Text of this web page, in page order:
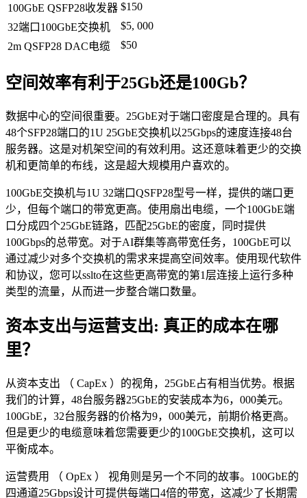
100GbE QSFP28收发器 $150
32端口100GbE交换机
$5, 000
2m QSFP28 DAC电缆
$50
空间效率有利于25Gb还是100Gb？
数据中心的空间很重要。25GbE对于端口密度是合理的。具有
48个SFP28端口的1U 25GbE交换机以25Gbps的速度连接48台
服务器。这是对机架空间的有效利用。这还意味着更少的交换
机和更简单的布线，这是超大规模用户喜欢的。
100GbE交换机与1U 32端口QSFP28型号一样，提供的端口更
少，但每个端口的带宽更高。使用扇出电缆，一个100GbE端
口分成四个25GbE链路，匹配25GbE的密度，同时提供
100Gbps的总带宽。对于AI群集等高带宽任务，100GbE可以
通过减少对多个交换机的需求来提高空间效率。使用现代软件
和协议，您可以sslto在这些更高带宽的第1层连接上运行多种
类型的流量，从而进一步整合端口数量。
资本支出与运营支出: 真正的成本在哪
里？
从资本支出 （ CapEx ）的视角，25GbE占有相当优势。根据
我们的计算，48台服务器25GbE的安装成本为6，000美元。
100GbE，32台服务器的价格为9，000美元，前期价格更高。
但是更少的电缆意味着您需要更少的100GbE交换机，这可以
平衡成本。
运营费用 （ OpEx ） 视角则是另一个不同的故事。100GbE的
四通道25Gbps设计可提供每端口4倍的带宽，这减少了长期需